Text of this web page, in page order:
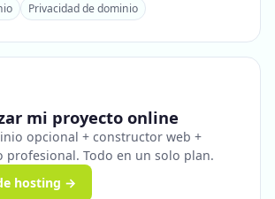
Privacidad de dominio
mi proyecto online
opcional + constructor web +
profesional. Todo en un solo plan.
hosting →